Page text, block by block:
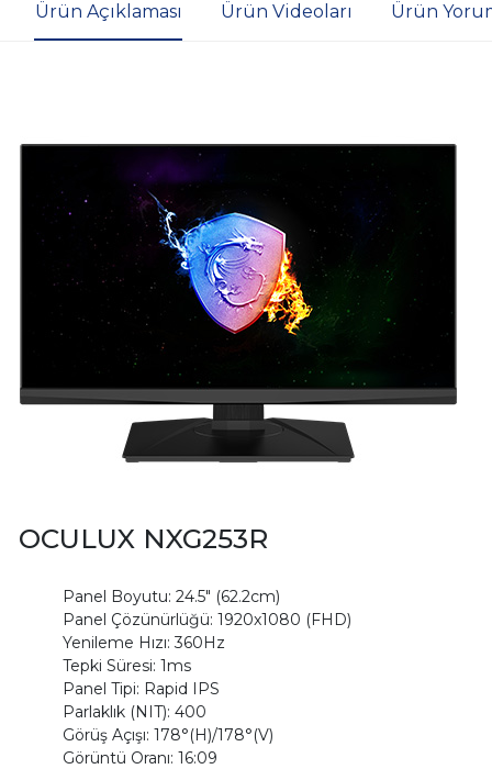
Ürün Açıklaması Ürün Videoları Ürün
OCULUX NXG253R
Panel Boyutu: 24.5" (62.2cm)
Panel Çözünürlüğü: 1920x1080 (FHD)
Yenileme Hızı: 360Hz
Tepki Süresi: 1ms
Panel Tipi: Rapid IPS
Parlaklık (NIT): 400
Görüş Açışı: 178°(H)/178°(V)
Görüntü Oranı: 16:09